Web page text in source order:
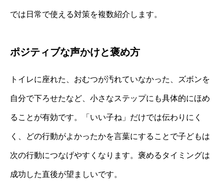
では日常で使える対策を複数紹介します。
ポジティブな声かけと褒め方
トイレに座れた、おむつが汚れていなかった、ズボンを
自分で下ろせたなど、小さなステップにも具体的にほめ
ることが有効です。「いい子ね」だけでは伝わりにく
く、どの行動がよかったかを言葉にすることで子どもは
次の行動につなげやすくなります。褒めるタイミングは
成功した直後が望ましいです。